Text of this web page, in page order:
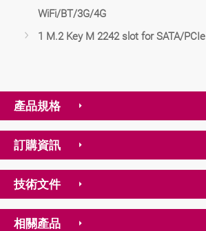
WiFi/BT/3G/4G
1 M.2 Key M 2242 slot for SATA/PCIe
產品規格
訂購資訊
技術文件
相關產品